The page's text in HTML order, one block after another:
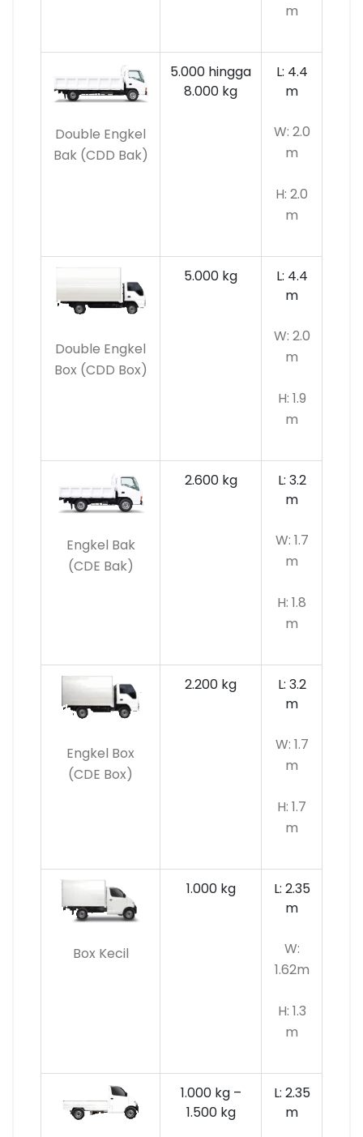
m
Double Engkel
Bak (CDD Bak)
5.000 hingga
8.000 kg
L: 4.4
m
W: 2.0
m
H: 2.0
m
Double Engkel
Box (CDD Box)
5.000 kg
L: 4.4
m
W: 2.0
m
H: 1.9
m
Engkel Bak
(CDE Bak)
2.600 kg
L: 3.2
m
W: 1.7
m
H: 1.8
m
Engkel Box
(CDE Box)
2.200 kg
L: 3.2
m
W: 1.7
m
H: 1.7
m
Box Kecil
1.000 kg
L: 2.35
m
W:
1.62m
H: 1.3
m
1.000 kg –
1.500 kg
L: 2.35
m